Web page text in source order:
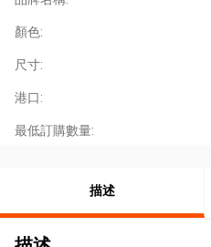
顏色:
尺寸:
港口:
最低訂購數量:
描述